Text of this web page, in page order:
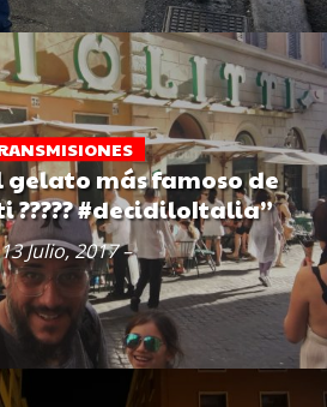
gelato más famoso de
????? #decidiloItalia”
Julio, 2017 –